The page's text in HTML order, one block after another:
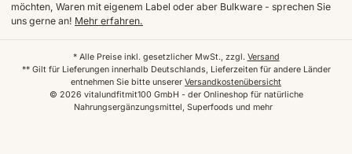
möchten, Waren mit eigenem Label oder aber Bulkware - sprechen Sie
uns gerne an! Mehr erfahren.
© 2026 vitalundfitmit100 GmbH - der Onlineshop für natürliche
Nahrungsergänzungsmittel, Superfoods und mehr
* Alle Preise inkl. gesetzlicher MwSt., zzgl. Versand
** Gilt für Lieferungen innerhalb Deutschlands, Lieferzeiten für andere Länder
entnehmen Sie bitte unserer Versandkostenübersicht